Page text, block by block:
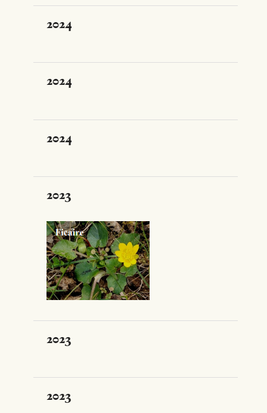
2024
2024
2024
2023
2023
2023